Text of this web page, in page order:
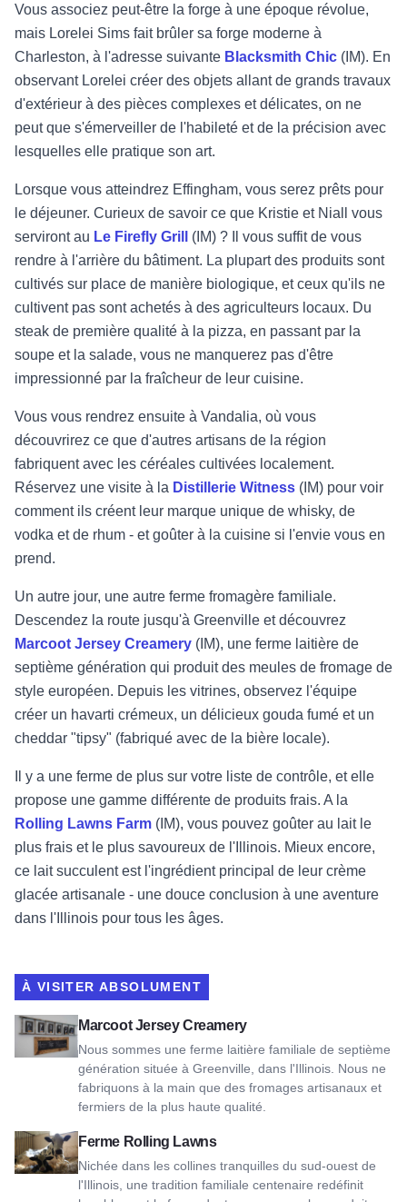
Vous associez peut-être la forge à une époque révolue,
mais Lorelei Sims fait brûler sa forge moderne à
Charleston, à l'adresse suivante Blacksmith Chic (IM). En
observant Lorelei créer des objets allant de grands travaux
d'extérieur à des pièces complexes et délicates, on ne
peut que s'émerveiller de l'habileté et de la précision avec
lesquelles elle pratique son art.
Lorsque vous atteindrez Effingham, vous serez prêts pour
le déjeuner. Curieux de savoir ce que Kristie et Niall vous
serviront au Le Firefly Grill
(IM) ? Il vous suffit de vous
rendre à l'arrière du bâtiment. La plupart des produits sont
cultivés sur place de manière biologique, et ceux qu'ils ne
cultivent pas sont achetés à des agriculteurs locaux. Du
steak de première qualité à la pizza, en passant par la
soupe et la salade, vous ne manquerez pas d'être
impressionné par la fraîcheur de leur cuisine.
Vous vous rendrez ensuite à Vandalia, où vous
découvrirez ce que d'autres artisans de la région
fabriquent avec les céréales cultivées localement.
Réservez une visite à la Distillerie Witness (IM) pour voir
comment ils créent leur marque unique de whisky, de
vodka et de rhum - et goûter à la cuisine si l'envie vous en
prend.
Un autre jour, une autre ferme fromagère familiale.
Descendez la route jusqu'à Greenville et découvrez
Marcoot Jersey Creamery (IM), une ferme laitière de
septième génération qui produit des meules de fromage de
style européen. Depuis les vitrines, observez l'équipe
créer un havarti crémeux, un délicieux gouda fumé et un
cheddar "tipsy" (fabriqué avec de la bière locale).
Il y a une ferme de plus sur votre liste de contrôle, et elle
propose une gamme différente de produits frais. A la
Rolling Lawns Farm (IM), vous pouvez goûter au lait le
plus frais et le plus savoureux de l'Illinois. Mieux encore,
ce lait succulent est l'ingrédient principal de leur crème
glacée artisanale - une douce conclusion à une aventure
dans l'Illinois pour tous les âges.
À VISITER ABSOLUMENT
Marcoot Jersey Creamery
Nous sommes une ferme laitière familiale de septième
génération située à Greenville, dans l'Illinois. Nous ne
fabriquons à la main que des fromages artisanaux et
fermiers de la plus haute qualité.
Voir Marcoot Jersey Creamery
Ferme Rolling Lawns
Nichée dans les collines tranquilles du sud-ouest de
l'Illinois, une tradition familiale centenaire redéfinit
Voir Rolling Lawns Farm